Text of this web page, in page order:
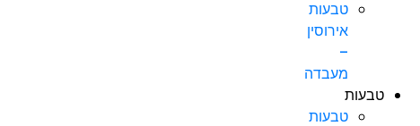
טבעות
אירוסין
–
מעבדה
טבעות
טבעות